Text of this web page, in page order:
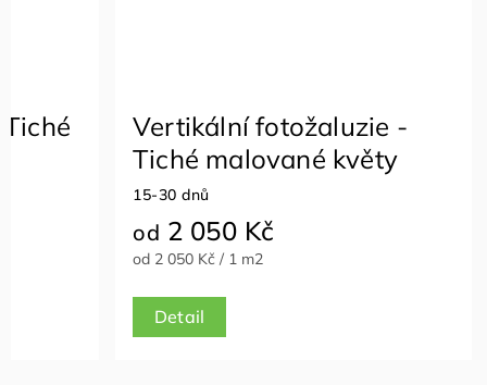
Vertikální fotožaluzie -
Tiché malované květy
15-30 dnů
od 2 050 Kč
od 2 050 Kč / 1 m2
Detail